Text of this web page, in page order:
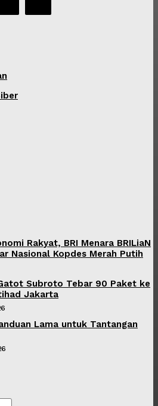
Rakyat, BRI Menara BRILiaN
Nasional Kopdes Merah Putih
Subroto Tebar 90 Paket ke
Jakarta
Lama untuk Tantangan